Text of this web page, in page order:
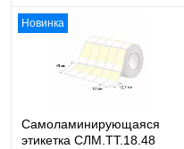
Новинка
Самоламинирующаяся
этикетка СЛМ.ТТ.18.48